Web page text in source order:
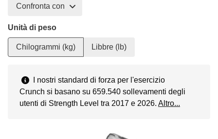
Confronta con
Unità di peso
Chilogrammi (kg) Libbre (lb)
I nostri standard di forza per l'esercizio
Crunch si basano su 659.540 sollevamenti degli
utenti di Strength Level tra 2017 e 2026. Altro...